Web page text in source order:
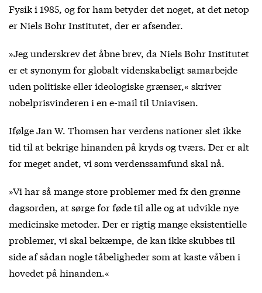
Fysik i 1985, og for ham betyder det noget, at det netop
er Niels Bohr Institutet, der er afsender.
»Jeg underskrev det åbne brev, da Niels Bohr Institutet
er et synonym for globalt videnskabeligt samarbejde
uden politiske eller ideologiske grænser,« skriver
nobelprisvinderen i en e-mail til Uniavisen.
Ifølge Jan W. Thomsen har verdens nationer slet ikke
tid til at bekrige hinanden på kryds og tværs. Der er alt
for meget andet, vi som verdenssamfund skal nå.
»Vi har så mange store problemer med fx den grønne
dagsorden, at sørge for føde til alle og at udvikle nye
medicinske metoder. Der er rigtig mange eksistentielle
problemer, vi skal bekæmpe, de kan ikke skubbes til
side af sådan nogle tåbeligheder som at kaste våben i
hovedet på hinanden.«